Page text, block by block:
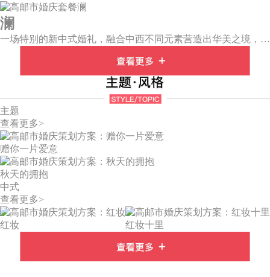
澜
一场特别的新中式婚礼，融合中西不同元素营造出华美之境，有庄严浪漫的西式证婚，也有含蓄深情的中式感恩，从古典到现代，从前世到今生，爱，隽永铭刻。
主题
查看更多>
赠你一片爱意
秋天的拥抱
中式
查看更多>
红妆 红妆十里